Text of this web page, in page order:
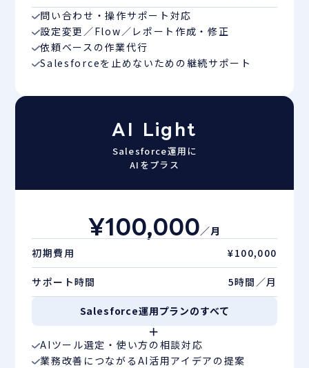
問い合わせ・操作サポート対応
設定変更／Flow／レポート作成・修正
依頼ベースの作業代行
Salesforceを止めないための継続サポート
AI Light
Salesforce運用に
AIをプラス
¥100,000／月
初期費用
¥100,000
サポート時間 5時間／月
Salesforce運用プランのすべて
＋
AIツール選定・使い方の相談対応
業務改善につながるAI活用アイデアの提案